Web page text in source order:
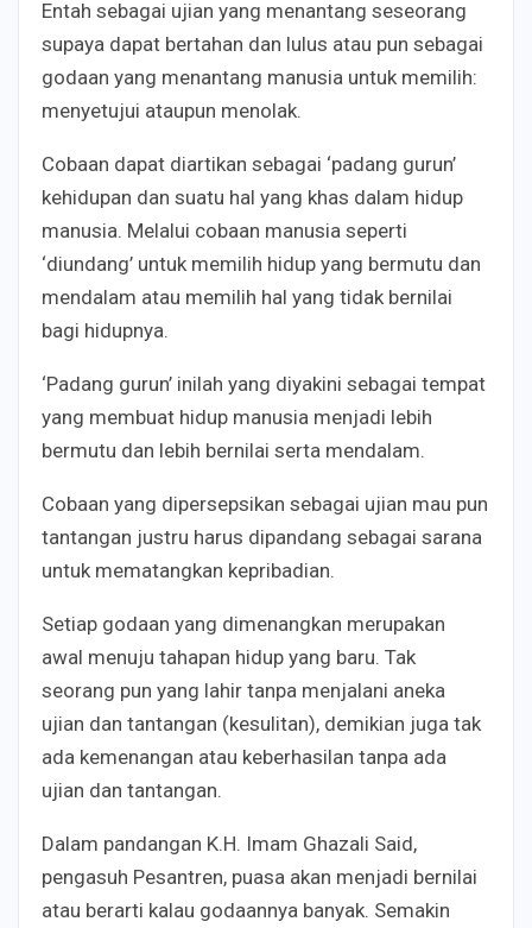
Entah sebagai ujian yang menantang seseorang
supaya dapat bertahan dan lulus atau pun sebagai
godaan yang menantang manusia untuk memilih:
menyetujui ataupun menolak.
Cobaan dapat diartikan sebagai ‘padang gurun’
kehidupan dan suatu hal yang khas dalam hidup
manusia. Melalui cobaan manusia seperti
‘diundang’ untuk memilih hidup yang bermutu dan
mendalam atau memilih hal yang tidak bernilai
bagi hidupnya.
‘Padang gurun’ inilah yang diyakini sebagai tempat
yang membuat hidup manusia menjadi lebih
bermutu dan lebih bernilai serta mendalam.
Cobaan yang dipersepsikan sebagai ujian mau pun
tantangan justru harus dipandang sebagai sarana
untuk mematangkan kepribadian.
Setiap godaan yang dimenangkan merupakan
awal menuju tahapan hidup yang baru. Tak
seorang pun yang lahir tanpa menjalani aneka
ujian dan tantangan (kesulitan), demikian juga tak
ada kemenangan atau keberhasilan tanpa ada
ujian dan tantangan.
Dalam pandangan K.H. Imam Ghazali Said,
pengasuh Pesantren, puasa akan menjadi bernilai
atau berarti kalau godaannya banyak. Semakin